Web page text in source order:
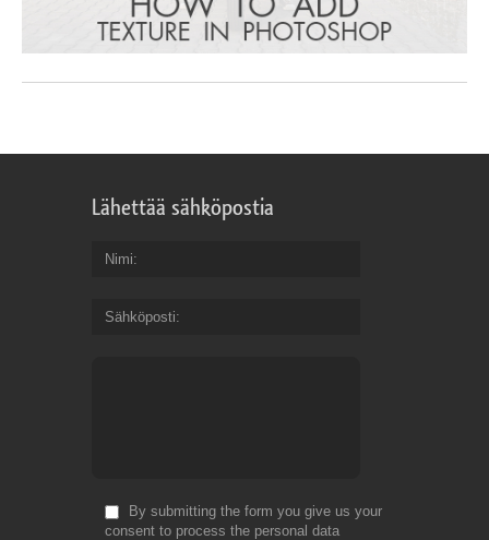
Lähettää sähköpostia
Nimi
Sähköposti
By submitting the form you give us your
consent to process the personal data